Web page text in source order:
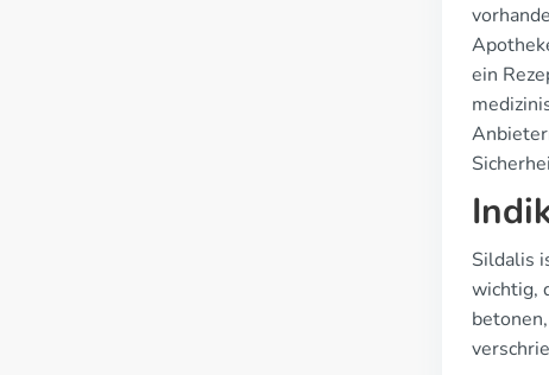
ein
Sildalis
wichtig,